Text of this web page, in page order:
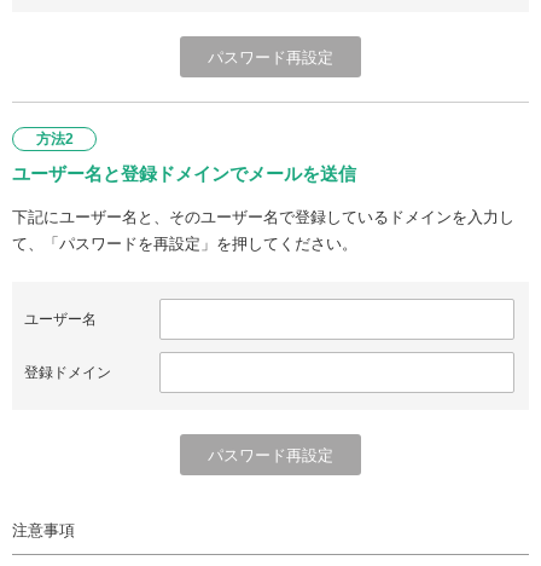
方法2
ユーザー名と登録ドメインでメールを送信
下記にユーザー名と、そのユーザー名で登録しているドメインを入力し
て、「パスワードを再設定」を押してください。
ユーザー名
登録ドメイン
注意事項